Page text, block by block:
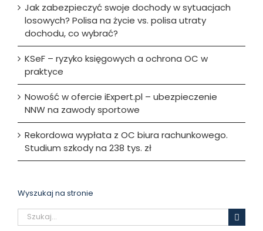
Jak zabezpieczyć swoje dochody w sytuacjach
losowych? Polisa na życie vs. polisa utraty
dochodu, co wybrać?
KSeF – ryzyko księgowych a ochrona OC w
praktyce
Nowość w ofercie iExpert.pl – ubezpieczenie
NNW na zawody sportowe
Rekordowa wypłata z OC biura rachunkowego.
Studium szkody na 238 tys. zł
Wyszukaj na stronie
Szukaj